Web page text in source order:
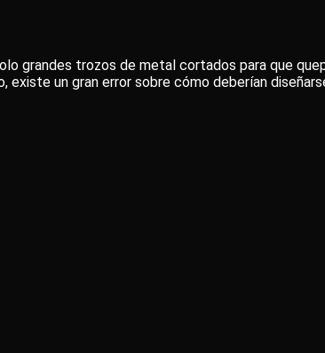
grandes trozos de metal cortados para que
un gran error sobre cómo deberían